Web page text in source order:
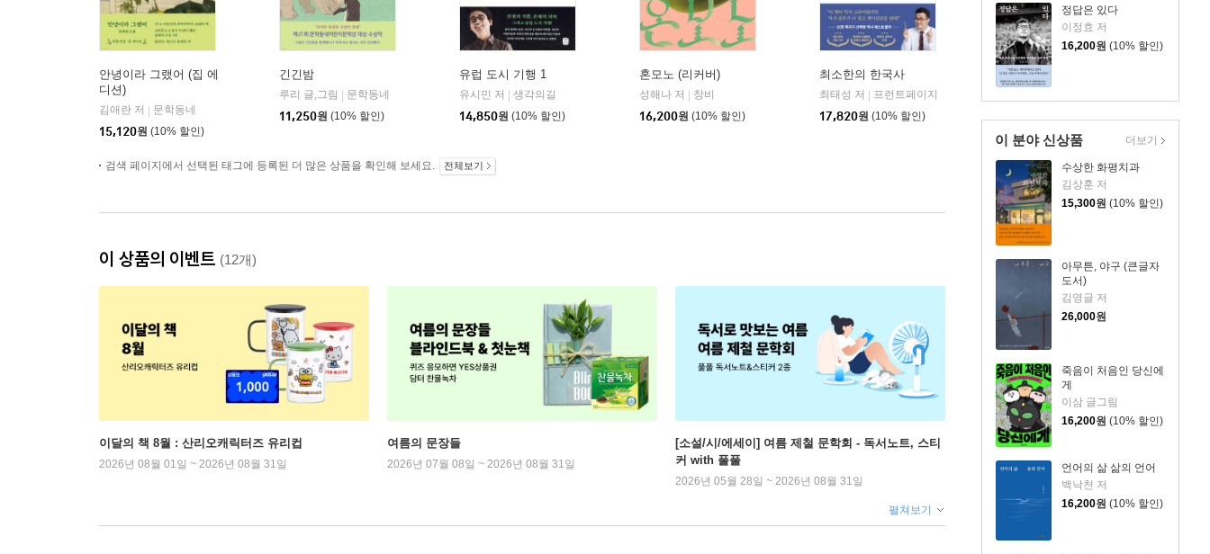
정답은 있다
이정효 저
16,200원 (10% 할인)
이 분야 신상품
수상한 화평치과
김상훈 저
15,300원 (10% 할인)
아무튼, 야구 (큰글자
도서)
김영글 저
26,000원
죽음이 처음인 당신에
게
이삼 글그림
16,200원 (10% 할인)
언어의 삶 삶의 언어
백낙천 저
16,200원 (10% 할인)
더보기
안녕이라 그랬어 (집 에
디션)
김애란 저
문학동네
15,120원 (10% 할인)
긴긴밤
루리 글,그림
문학동네
11,250원 (10% 할인)
유럽 도시 기행 1
유시민 저
생각의길
14,850원 (10% 할인)
혼모노 (리커버)
성해나 저
창비
16,200원 (10% 할인)
최소한의 한국사
최태성 저
프런트페이지
17,820원 (10% 할인)
검색 페이지에서 선택된 태그에 등록된 더 많은 상품을 확인해 보세요. 전체보기
이 상품의 이벤트 (12개)
이달의 책 8월 : 산리오캐릭터즈 유리컵
2026년 08월 01일 ~ 2026년 08월 31일
여름의 문장들
2026년 07월 08일 ~ 2026년 08월 31일
[소설/시/에세이] 여름 제철 문학회 - 독서노트, 스티
커 with 풀풀
2026년 05월 28일 ~ 2026년 08월 31일
펼쳐보기